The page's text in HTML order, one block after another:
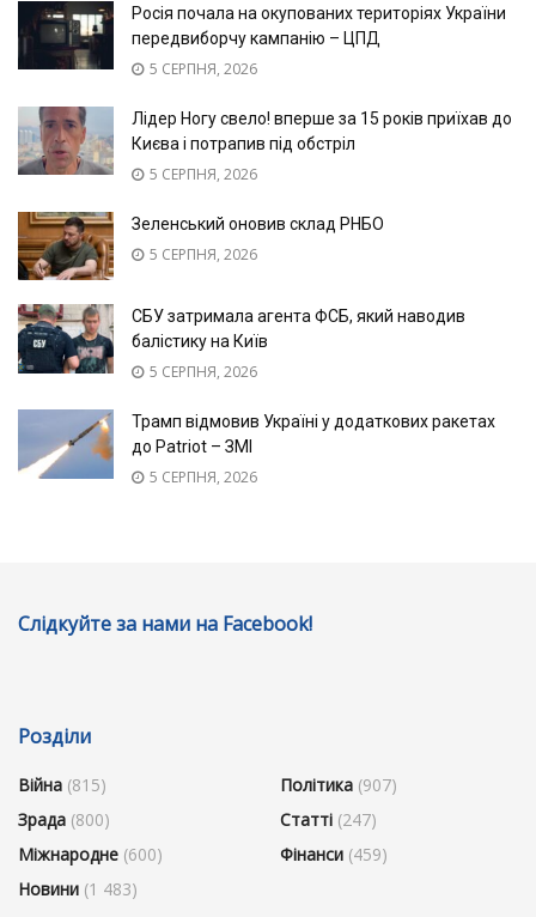
Росія почала на окупованих територіях України
передвиборчу кампанію – ЦПД
5 СЕРПНЯ, 2026
Лідер Ногу свело! вперше за 15 років приїхав до
Києва і потрапив під обстріл
5 СЕРПНЯ, 2026
Зеленський оновив склад РНБО
5 СЕРПНЯ, 2026
СБУ затримала агента ФСБ, який наводив
балістику на Київ
5 СЕРПНЯ, 2026
Трамп відмовив Україні у додаткових ракетах
до Patriot – ЗМІ
5 СЕРПНЯ, 2026
Слідкуйте за нами на Facebook!
Розділи
Війна (815)
Зрада (800)
Міжнародне (600)
Новини (1 483)
Політика (907)
Статті (247)
Фінанси (459)